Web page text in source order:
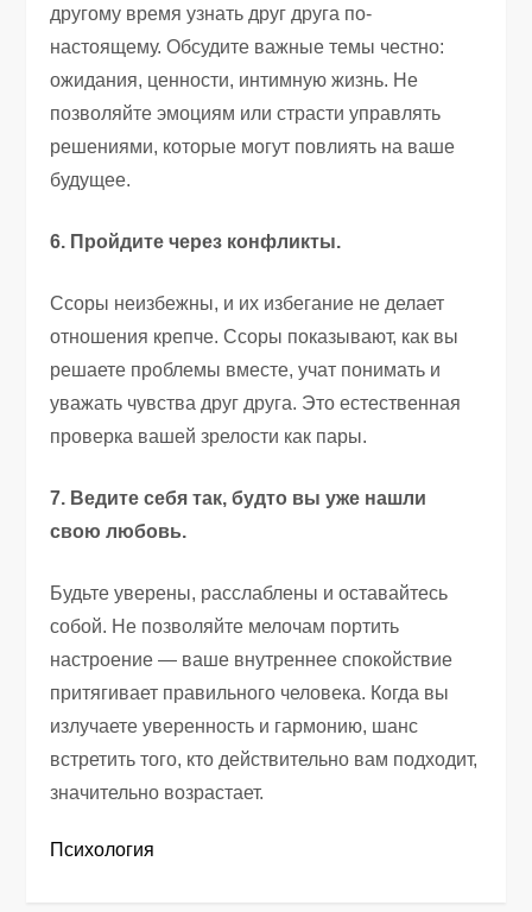
другому время узнать друг друга по-
настоящему. Обсудите важные темы честно:
ожидания, ценности, интимную жизнь. Не
позволяйте эмоциям или страсти управлять
решениями, которые могут повлиять на ваше
будущее.
6. Пройдите через конфликты.
Ссоры неизбежны, и их избегание не делает
отношения крепче. Ссоры показывают, как вы
решаете проблемы вместе, учат понимать и
уважать чувства друг друга. Это естественная
проверка вашей зрелости как пары.
7. Ведите себя так, будто вы уже нашли
свою любовь.
Будьте уверены, расслаблены и оставайтесь
собой. Не позволяйте мелочам портить
настроение — ваше внутреннее спокойствие
притягивает правильного человека. Когда вы
излучаете уверенность и гармонию, шанс
встретить того, кто действительно вам подходит,
значительно возрастает.
Психология